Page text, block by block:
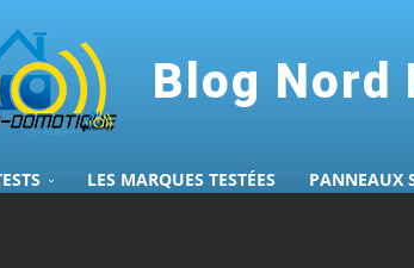
Blog Nord
LES MARQUES TESTÉES PANNEAUX